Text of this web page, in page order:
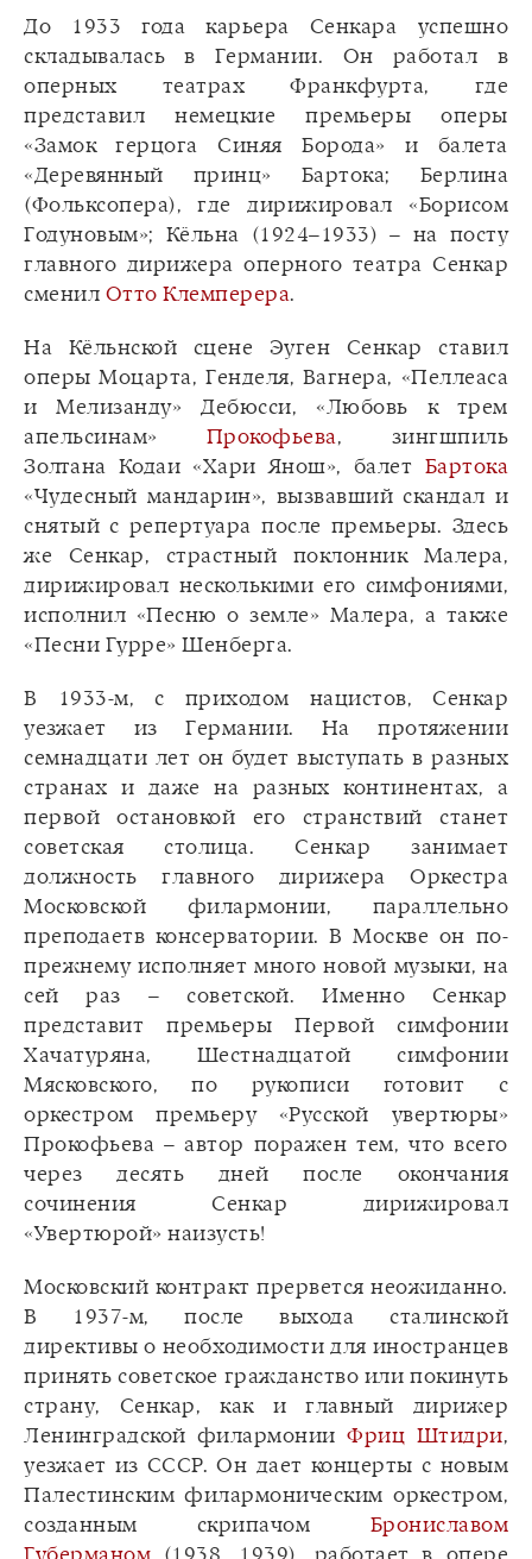
До 1933 года карьера Сенкара успешно
складывалась в Германии. Он работал в
оперных театрах Франкфурта, где
представил немецкие премьеры оперы
«Замок герцога Синяя Борода» и балета
«Деревянный принц» Бартока; Берлина
(Фольксопера), где дирижировал «Борисом
Годуновым»; Кёльна (1924–1933) – на посту
главного дирижера оперного театра Сенкар
сменил Отто Клемперера.
На Кёльнской сцене Эуген Сенкар ставил
оперы Моцарта, Генделя, Вагнера, «Пеллеаса
и Мелизанду» Дебюсси, «Любовь к трем
апельсинам» Прокофьева, зингшпиль
Золтана Кодаи «Хари Янош», балет Бартока
«Чудесный мандарин», вызвавший скандал и
снятый с репертуара после премьеры. Здесь
же Сенкар, страстный поклонник Малера,
дирижировал несколькими его симфониями,
исполнил «Песню о земле» Малера, а также
«Песни Гурре» Шенберга.
В 1933-м, с приходом нацистов, Сенкар
уезжает из Германии. На протяжении
семнадцати лет он будет выступать в разных
странах и даже на разных континентах, а
первой остановкой его странствий станет
советская столица. Сенкар занимает
должность главного дирижера Оркестра
Московской филармонии, параллельно
преподаетв консерватории. В Москве он по-
прежнему исполняет много новой музыки, на
сей раз – советской. Именно Сенкар
представит премьеры Первой симфонии
Хачатуряна, Шестнадцатой симфонии
Мясковского, по рукописи готовит с
оркестром премьеру «Русской увертюры»
Прокофьева – автор поражен тем, что всего
через десять дней после окончания
сочинения Сенкар дирижировал
«Увертюрой» наизусть!
Московский контракт прервется неожиданно.
В 1937-м, после выхода сталинской
директивы о необходимости для иностранцев
принять советское гражданство или покинуть
страну, Сенкар, как и главный дирижер
Ленинградской филармонииФриц Штидри,
уезжает из СССР. Он дает концерты с новым
Палестинским филармоническим оркестром,
созданным скрипачом Брониславом